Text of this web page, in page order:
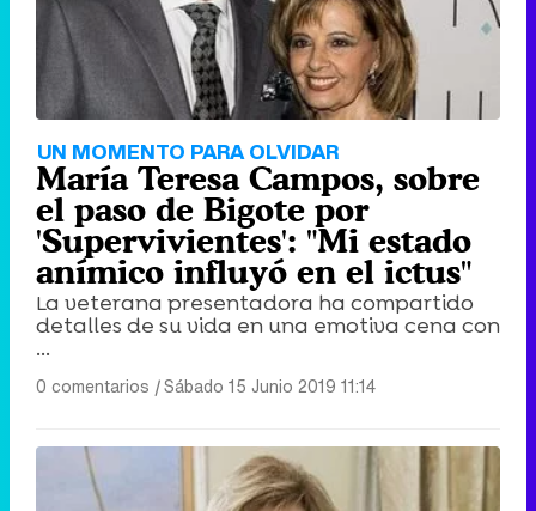
UN MOMENTO PARA OLVIDAR
María Teresa Campos, sobre
el paso de Bigote por
'Supervivientes': "Mi estado
anímico influyó en el ictus"
La veterana presentadora ha compartido
detalles de su vida en una emotiva cena con
...
0 comentarios |Sábado 15 Junio 2019 11:14